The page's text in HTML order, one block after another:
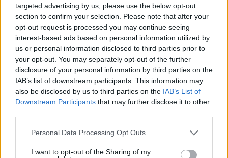
targeted advertising by us, please use the below opt-out
section to confirm your selection. Please note that after your
opt-out request is processed you may continue seeing
interest-based ads based on personal information utilized by
us or personal information disclosed to third parties prior to
your opt-out. You may separately opt-out of the further
disclosure of your personal information by third parties on the
IAB’s list of downstream participants. This information may
also be disclosed by us to third parties on the IAB’s List of
Downstream Participants that may further disclose it to other
Please note that this website/app uses one or more Google
not limited to your visit or usage behaviour. You may click to
Personal Data Processing Opt Outs
I want to opt-out of the Sharing of my
Forbes: Οι καλύτεροι προορισμοί στον κόσμο για
να ζήσεις μετά την σύνταξη, ανάμεσά τους και
τέσσερις πόλεις της Ελλάδας
10.08.2026, 11:37